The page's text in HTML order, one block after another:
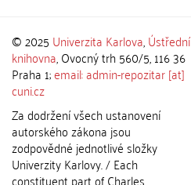
© 2025 Univerzita Karlova,Ústřední
knihovna, Ovocný trh 560/5, 116 36
Praha 1;email: admin-repozitar [at]
cuni.cz
Za dodržení všech ustanovení
autorského zákona jsou
zodpovědné jednotlivé složky
Univerzity Karlovy. / Each
constituent part of Charles